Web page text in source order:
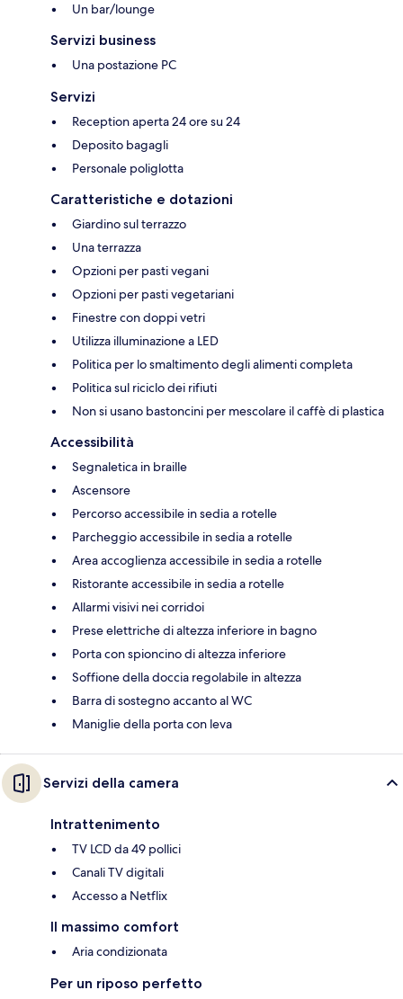
Un bar/lounge
Servizi business
Una postazione PC
Servizi
Reception aperta 24 ore su 24
Deposito bagagli
Personale poliglotta
Caratteristiche e dotazioni
Giardino sul terrazzo
Una terrazza
Opzioni per pasti vegani
Opzioni per pasti vegetariani
Finestre con doppi vetri
Utilizza illuminazione a LED
Politica per lo smaltimento degli alimenti completa
Politica sul riciclo dei rifiuti
Non si usano bastoncini per mescolare il caffè di plastica
Accessibilità
Segnaletica in braille
Ascensore
Percorso accessibile in sedia a rotelle
Parcheggio accessibile in sedia a rotelle
Area accoglienza accessibile in sedia a rotelle
Ristorante accessibile in sedia a rotelle
Allarmi visivi nei corridoi
Prese elettriche di altezza inferiore in bagno
Porta con spioncino di altezza inferiore
Soffione della doccia regolabile in altezza
Barra di sostegno accanto al WC
Maniglie della porta con leva
Servizi della camera
Intrattenimento
TV LCD da 49 pollici
Canali TV digitali
Accesso a Netflix
Il massimo comfort
Aria condizionata
Per un riposo perfetto